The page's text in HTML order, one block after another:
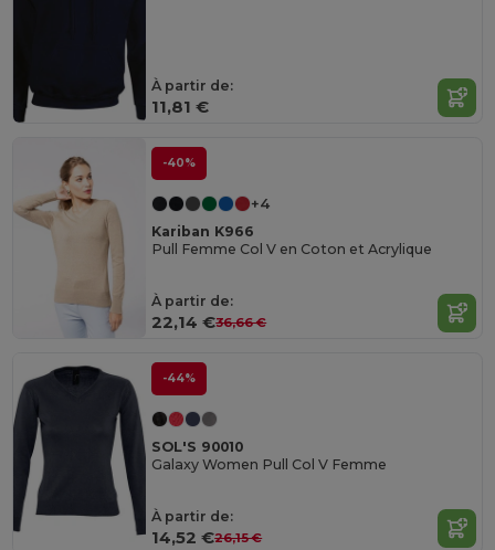
À partir de:
11,81 €
-40%
+4
Kariban K966
Pull Femme Col V en Coton et Acrylique
À partir de:
22,14 €36,66 €
-44%
SOL'S 90010
Galaxy Women Pull Col V Femme
À partir de:
14,52 €26,15 €